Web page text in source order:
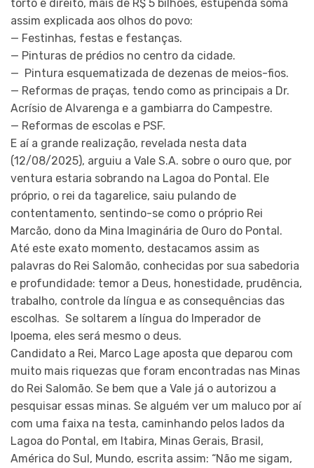
torto e direito, mais de R$ 5 bilhões, estupenda soma
assim explicada aos olhos do povo:
— Festinhas, festas e festanças.
— Pinturas de prédios no centro da cidade.
— Pintura esquematizada de dezenas de meios-fios.
— Reformas de praças, tendo como as principais a Dr.
Acrísio de Alvarenga e a gambiarra do Campestre.
— Reformas de escolas e PSF.
E aí a grande realização, revelada nesta data
(12/08/2025), arguiu a Vale S.A. sobre o ouro que, por
ventura estaria sobrando na Lagoa do Pontal. Ele
próprio, o rei da tagarelice, saiu pulando de
contentamento, sentindo-se como o próprio Rei
Marcão, dono da Mina Imaginária de Ouro do Pontal.
Até este exato momento, destacamos assim as
palavras do Rei Salomão, conhecidas por sua sabedoria
e profundidade: temor a Deus, honestidade, prudência,
trabalho, controle da língua e as consequências das
escolhas. Se soltarem a língua do Imperador de
Ipoema, eles será mesmo o deus.
Candidato a Rei, Marco Lage aposta que deparou com
muito mais riquezas que foram encontradas nas Minas
do Rei Salomão. Se bem que a Vale já o autorizou a
pesquisar essas minas. Se alguém ver um maluco por aí
com uma faixa na testa, caminhando pelos lados da
Lagoa do Pontal, em Itabira, Minas Gerais, Brasil,
América do Sul, Mundo, escrita assim: “Não me sigam,